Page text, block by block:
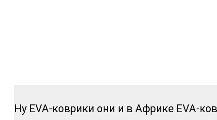
Ну EVA-коврики они и в Африке EVA-